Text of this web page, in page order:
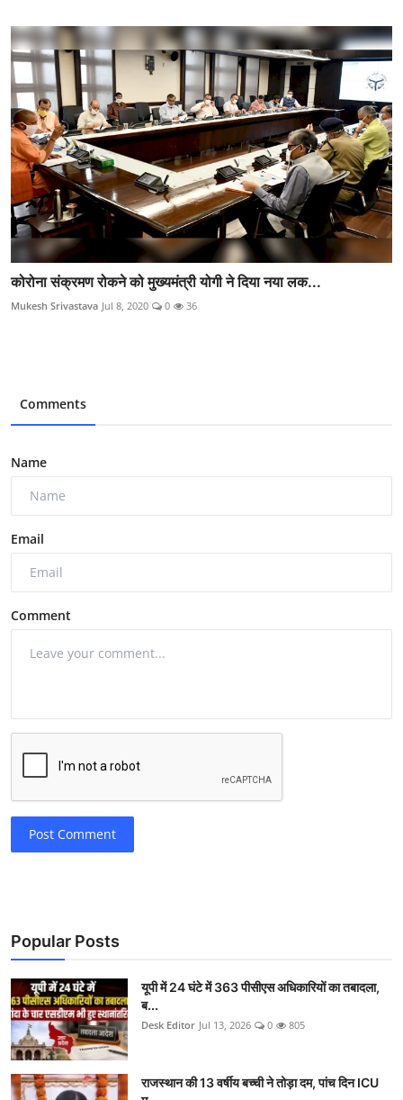
कोरोना संक्रमण रोकने को मुख्यमंत्री योगी ने दिया नया लक...
Mukesh Srivastava Jul 8, 2020 0 36
Comments
Name
Email
Comment
Post Comment
Popular Posts
यूपी में 24 घंटे में 363 पीसीएस अधिकारियों का तबादला,
ब...
Desk Editor Jul 13, 2026 0 805
राजस्थान की 13 वर्षीय बच्ची ने तोड़ा दम, पांच दिन ICU